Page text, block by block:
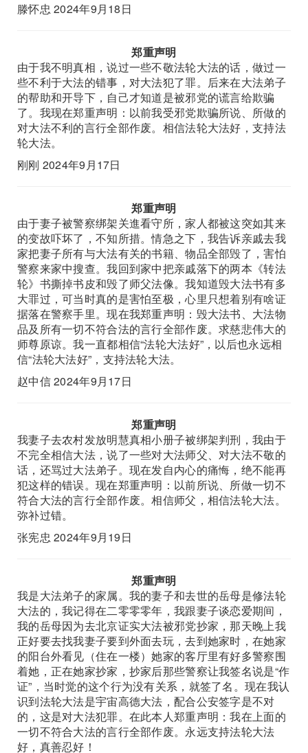
滕怀忠 2024年9月18日
郑重声明
由于我不明真相，说过一些不敬法轮大法的话，做过一
些不利于大法的错事，对大法犯了罪。后来在大法弟子
的帮助和开导下，自己才知道是被邪党的谎言给欺骗
了。我现在郑重声明：以前我受邪党欺骗所说、所做的
对大法不利的言行全部作废。相信法轮大法好，支持法
轮大法。
刚刚 2024年9月17日
郑重声明
由于妻子被警察绑架关進看守所，家人都被这突如其来
的变故吓坏了，不知所措。情急之下，我告诉亲戚去我
家把妻子所有与大法有关的书籍、物品全部毁了，害怕
警察来家中搜查。我回到家中把亲戚落下的两本《转法
轮》书撕掉书皮和毁了师父法像。我知道毁大法书有多
大罪过，可当时真的是害怕至极，心里只想着别有啥证
据落在警察手里。现在我郑重声明：毁大法书、大法物
品及所有一切不符合法的言行全部作废。求慈悲伟大的
师尊原谅。我一直都相信“法轮大法好”，以后也永远相
信“法轮大法好”，支持法轮大法。
赵中信 2024年9月17日
郑重声明
我妻子去农村发放明慧真相小册子被绑架判刑，我由于
不完全相信大法，说了一些对大法师父、对大法不敬的
话，还骂过大法弟子。现在发自内心的痛悔，绝不能再
犯这样的错误。现在郑重声明：以前所说、所做一切不
符合大法的言行全部作废。相信师父，相信法轮大法。
弥补过错。
张宪忠 2024年9月19日
郑重声明
我是大法弟子的家属。我的妻子和去世的岳母是修法轮
大法的，我记得在二零零零年，我跟妻子谈恋爱期间，
我的岳母因为去北京证实大法被邪党抄家，那天晚上我
正好要去找我妻子要到外面去玩，去到她家时，在她家
的阳台外看见（住在一楼）她家的客厅里有好多警察围
着她，正在她家抄家，抄家后那些警察让我签名说是“作
证”，当时觉的这个行为没有关系，就签了名。现在我认
识到法轮大法是宇宙高德大法，配合公安签字是不对
的，这是对大法犯罪。在此本人郑重声明：我在上面的
一切不符合大法的言行全部作废。永远支持法轮大法
好，真善忍好！